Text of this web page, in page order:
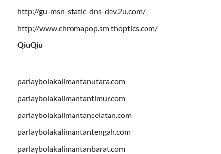
http://gu-msn-static-dns-dev.2u.com/
http://www.chromapop.smithoptics.com/
QiuQiu
parlaybolakalimantanutara.com
parlaybolakalimantantimur.com
parlaybolakalimantanselatan.com
parlaybolakalimantantengah.com
parlaybolakalimantanbarat.com